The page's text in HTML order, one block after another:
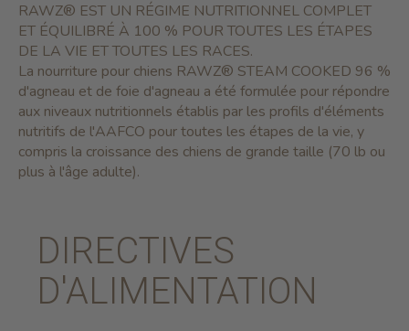
RAWZ® EST UN RÉGIME NUTRITIONNEL COMPLET
ET ÉQUILIBRÉ À 100 % POUR TOUTES LES ÉTAPES
DE LA VIE ET ​​TOUTES LES RACES.
La nourriture pour chiens RAWZ® STEAM COOKED 96 %
d'agneau et de foie d'agneau a été formulée pour répondre
aux niveaux nutritionnels établis par les profils d'éléments
nutritifs de l'AAFCO pour toutes les étapes de la vie, y
compris la croissance des chiens de grande taille (70 lb ou
plus à l'âge adulte).
DIRECTIVES
D'ALIMENTATION